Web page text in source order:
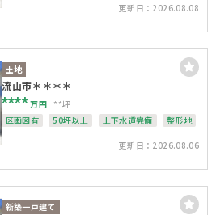
更新日：2026.08.08
土地
流山市＊＊＊＊
****万円 **坪
区画図有
50坪以上 上下水道完備 整形地
更新日：2026.08.06
新築一戸建て